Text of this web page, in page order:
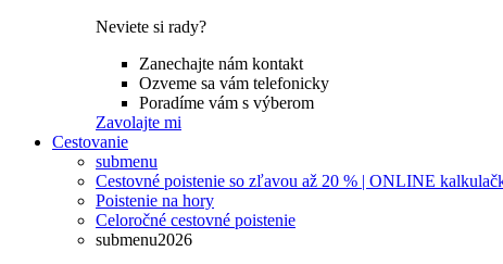
Neviete si rady?
Zanechajte nám kontakt
Ozveme sa vám telefonicky
Poradíme vám s výberom
Zavolajte mi
Cestovanie
submenu
Cestovné poistenie so zľavou až 20 % | ONLINE
Poistenie na hory
Celoročné cestovné poistenie
submenu2026